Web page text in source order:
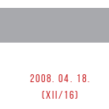
2008. 04. 18.
(XII/16)